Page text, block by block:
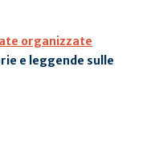
organizzate
e leggende sulle